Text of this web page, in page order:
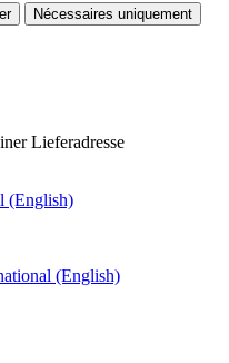
Nécessaires uniquement
Lieferadresse
(English)
(English)